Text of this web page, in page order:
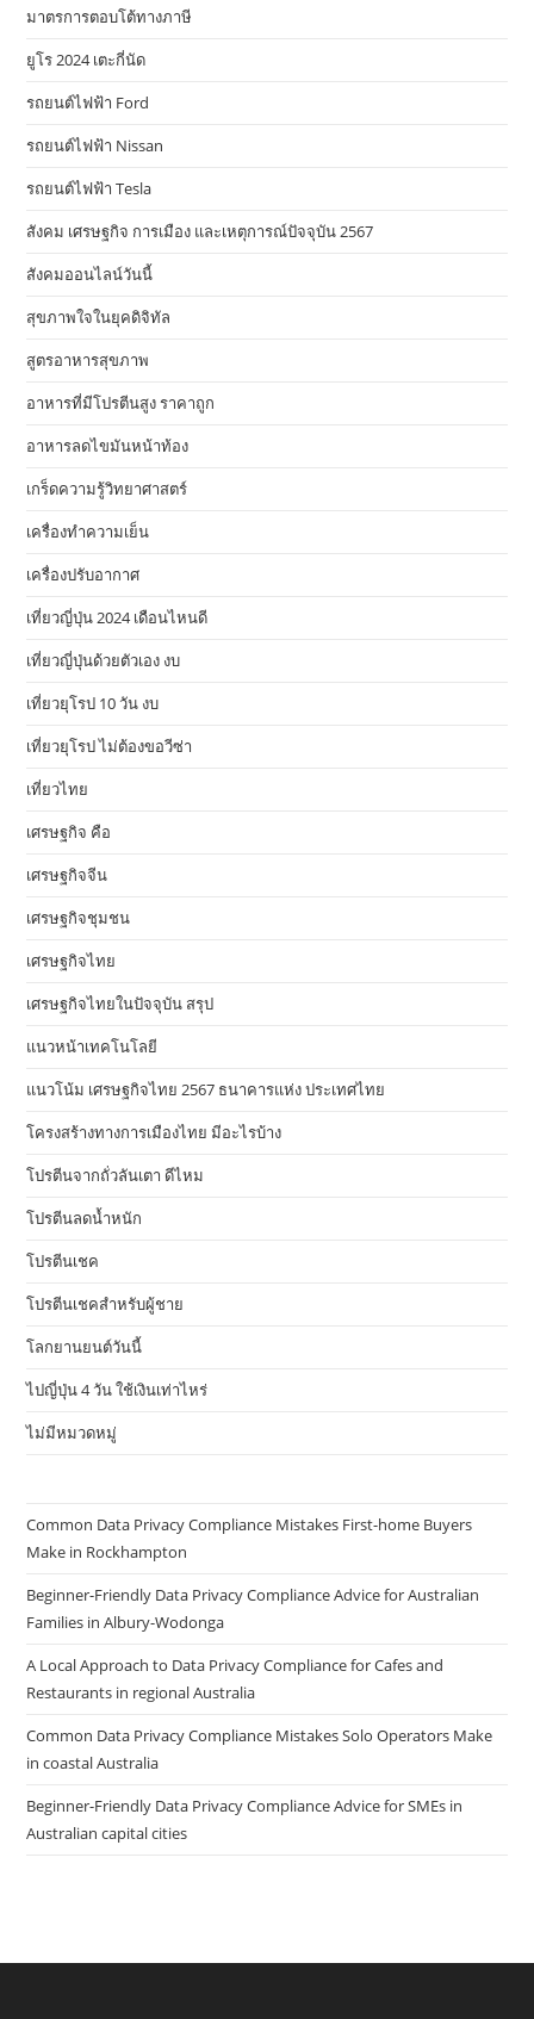
มาตรการตอบโต้ทางภาษี
ยูโร 2024 เตะกี่นัด
รถยนต์ไฟฟ้า Ford
รถยนต์ไฟฟ้า Nissan
รถยนต์ไฟฟ้า Tesla
สังคม เศรษฐกิจ การเมือง และเหตุการณ์ปัจจุบัน 2567
สังคมออนไลน์วันนี้
สุขภาพใจในยุคดิจิทัล
สูตรอาหารสุขภาพ
อาหารที่มีโปรตีนสูง ราคาถูก
อาหารลดไขมันหน้าท้อง
เกร็ดความรู้วิทยาศาสตร์
เครื่องทำความเย็น
เครื่องปรับอากาศ
เที่ยวญี่ปุ่น 2024 เดือนไหนดี
เที่ยวญี่ปุ่นด้วยตัวเอง งบ
เที่ยวยุโรป 10 วัน งบ
เที่ยวยุโรป ไม่ต้องขอวีซ่า
เที่ยวไทย
เศรษฐกิจ คือ
เศรษฐกิจจีน
เศรษฐกิจชุมชน
เศรษฐกิจไทย
เศรษฐกิจไทยในปัจจุบัน สรุป
แนวหน้าเทคโนโลยี
แนวโน้ม เศรษฐกิจไทย 2567 ธนาคารแห่ง ประเทศไทย
โครงสร้างทางการเมืองไทย มีอะไรบ้าง
โปรตีนจากถั่วลันเตา ดีไหม
โปรตีนลดน้ำหนัก
โปรตีนเชค
โปรตีนเชคสำหรับผู้ชาย
โลกยานยนต์วันนี้
ไปญี่ปุ่น 4 วัน ใช้เงินเท่าไหร่
ไม่มีหมวดหมู่
Common Data Privacy Compliance Mistakes First-home Buyers
Make in Rockhampton
Beginner-Friendly Data Privacy Compliance Advice for Australian
Families in Albury-Wodonga
A Local Approach to Data Privacy Compliance for Cafes and
Restaurants in regional Australia
Common Data Privacy Compliance Mistakes Solo Operators Make
in coastal Australia
Beginner-Friendly Data Privacy Compliance Advice for SMEs in
Australian capital cities